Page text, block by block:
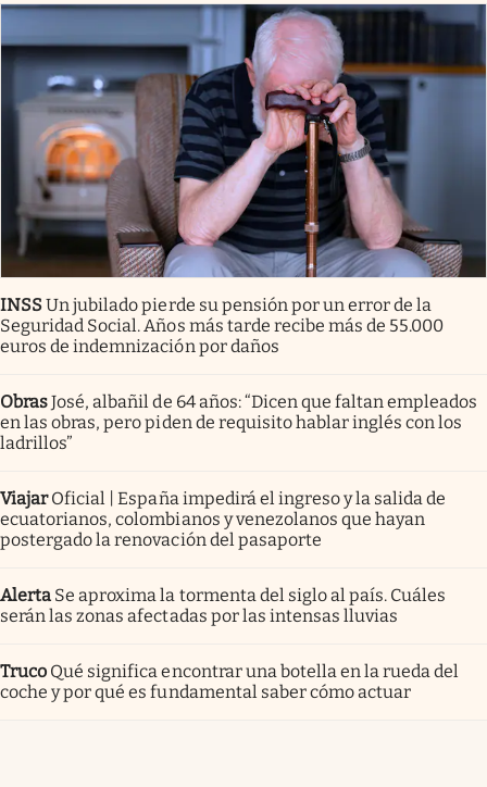
INSSUn jubilado pierde su pensión por un error de la
Seguridad Social. Años más tarde recibe más de 55.000
euros de indemnización por daños
ObrasJosé, albañil de 64 años: “Dicen que faltan empleados
en las obras, pero piden de requisito hablar inglés con los
ladrillos”
Viajar Oficial | España impedirá el ingreso y la salida de
ecuatorianos, colombianos y venezolanos que hayan
postergado la renovación del pasaporte
Alerta Se aproxima la tormenta del siglo al país. Cuáles
serán las zonas afectadas por las intensas lluvias
Truco Qué significa encontrar una botella en la rueda del
coche y por qué es fundamental saber cómo actuar